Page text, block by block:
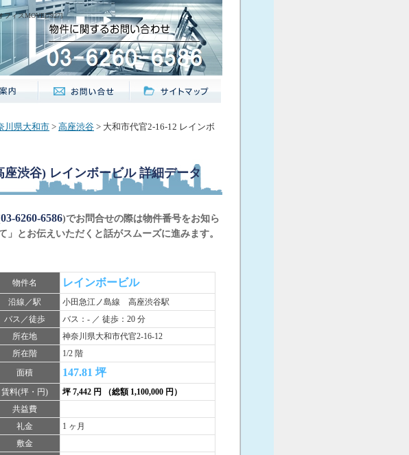
フィスMOVE[7927]
川県大和市 > 高座渋谷 > 大和市代官2-16-12 レインボ
座渋谷) レインボービル詳細データ
03-6260-6586)でお問合せの際は物件番号をお知ら
とお伝えいただくと話がスムーズに進みます。
物件名 レインボービル
沿線／駅
小田急江ノ島線 高座渋谷駅
バス／徒歩
バス：- ／ 徒歩：20 分
所在地
神奈川県大和市代官2-16-12
所在階
1/2 階
面積
147.81 坪
賃料(坪・円)
坪 7,442 円 （総額 1,100,000 円）
共益費
礼金
1 ヶ月
敷金